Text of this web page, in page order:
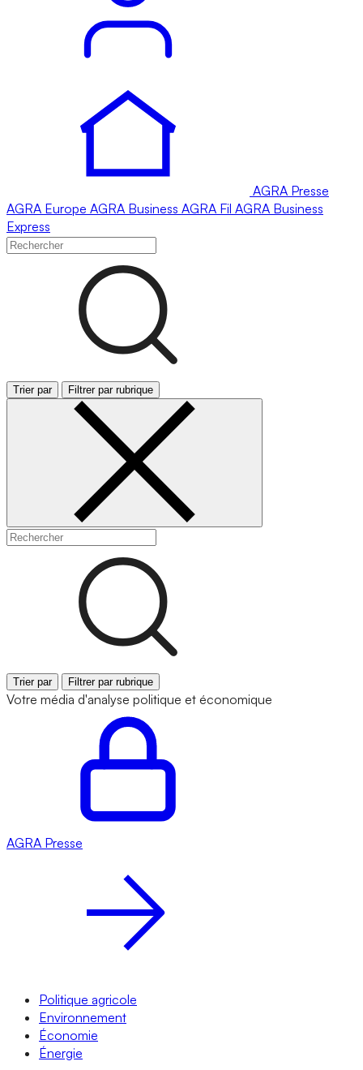
AGRA Presse
AGRA Europe AGRA Business AGRA Fil AGRA Business
Express
Trier par Filtrer par rubrique
Trier par Filtrer par rubrique
Votre média d'analyse politique et économique
AGRA Presse
Politique agricole
Environnement
Économie
Énergie